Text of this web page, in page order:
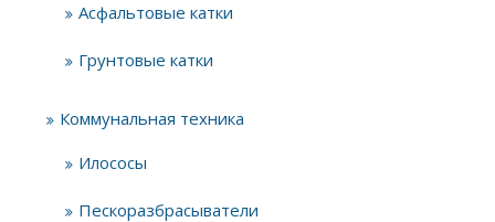
Асфальтовые катки
Грунтовые катки
Коммунальная техника
Илососы
Пескоразбрасыватели